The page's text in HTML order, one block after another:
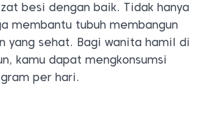
besi dengan baik. Tidak hanya
membantu tubuh membangun
yang sehat. Bagi wanita hamil di
kamu dapat mengkonsumsi
per hari.